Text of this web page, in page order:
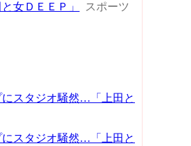
女ＤＥＥＰ」
スポーツ
にスタジオ騒然…「上田と
にスタジオ騒然…「上田と